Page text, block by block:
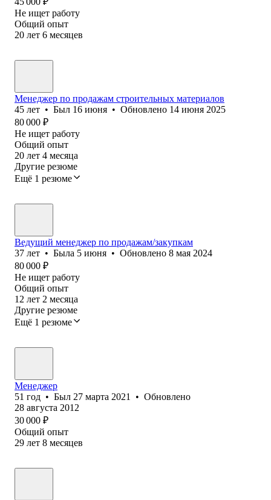
Не ищет работу
Общий опыт
20 лет 6 месяцев
Менеджер по продажам строительных материалов
45 лет • Был 16 июня • Обновлено 14 июня 2025
80 000 ₽
Не ищет работу
Общий опыт
20 лет 4 месяца
Другие резюме
Ещё 1 резюме
Ведущий менеджер по продажам/закупкам
37 лет • Была 5 июня • Обновлено 8 мая 2024
80 000 ₽
Не ищет работу
Общий опыт
12 лет 2 месяца
Другие резюме
Ещё 1 резюме
Менеджер
51 год • Был 27 марта 2021 • Обновлено
28 августа 2012
30 000 ₽
Общий опыт
29 лет 8 месяцев